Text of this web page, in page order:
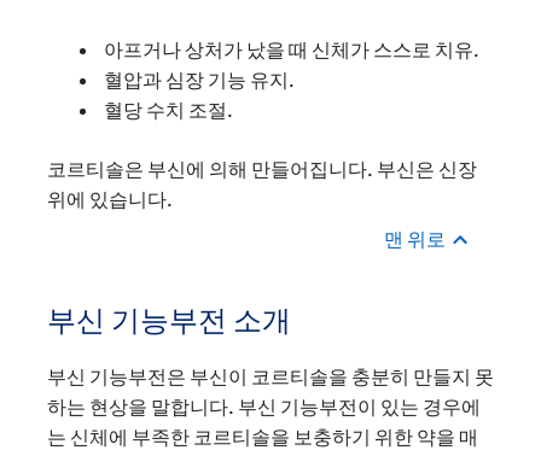
아프거나 상처가 났을 때 신체가 스스로 치유.
혈압과 심장 기능 유지.
혈당 수치 조절.
코르티솔은 부신에 의해 만들어집니다. 부신은 신장
위에 있습니다.
맨 위로
부신 기능부전 소개
부신 기능부전은 부신이 코르티솔을 충분히 만들지 못
하는 현상을 말합니다. 부신 기능부전이 있는 경우에
는 신체에 부족한 코르티솔을 보충하기 위한 약을 매